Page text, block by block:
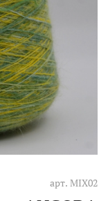
арт. MIX02